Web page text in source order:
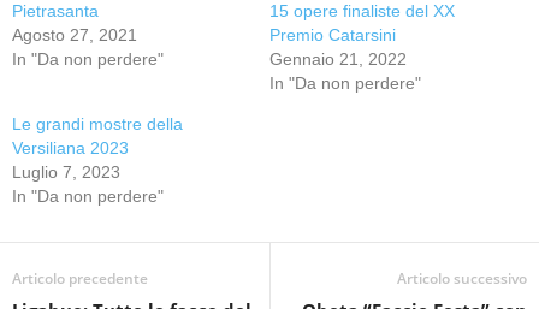
Pietrasanta
Agosto 27, 2021
In "Da non perdere"
15 opere finaliste del XX
Premio Catarsini
Gennaio 21, 2022
In "Da non perdere"
Le grandi mostre della
Versiliana 2023
Luglio 7, 2023
In "Da non perdere"
Articolo precedente Articolo successivo